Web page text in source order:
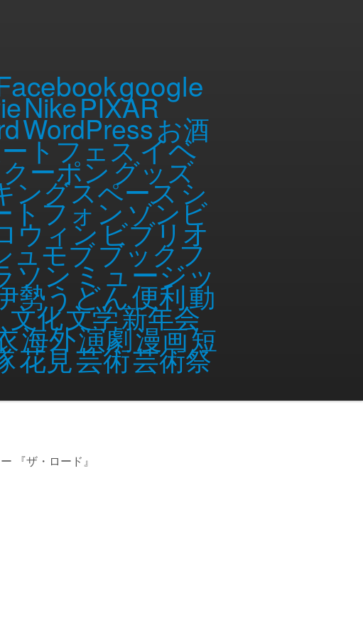
google
NikePIXAR
WordPressお酒
トフェスイベ
クーポングッズ
ングスペースシ
トフォンゾンビ
ウィンビブリオ
ュモブブックフ
ソンミュージッ
勢うどん便利動
文化文学新年会
海外演劇漫画短
花見芸術芸術祭
ス監督が、『キック・アス』で一躍新人
を受賞したスウェーデン映画『ぼくのエ
ックで、恐怖とスリルを倍増させた。
いかかる恐怖と、胸を締めつける切な
いく。その先に待ち受けるのは、果た
スリラー！」と大絶賛、数々の映画賞を
観に行ってきましたが、期待通りの作品でした。
。
『ザ・ロード』